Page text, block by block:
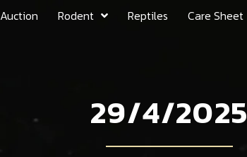
Auction Rodent Reptiles Care Sheet
29/4/2025